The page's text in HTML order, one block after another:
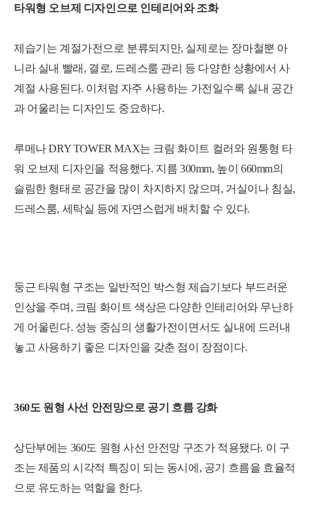
타워형 오브제 디자인으로 인테리어와 조화
제습기는 계절가전으로 분류되지만, 실제로는 장마철뿐 아
니라 실내 빨래, 결로, 드레스룸 관리 등 다양한 상황에서 사
계절 사용된다. 이처럼 자주 사용하는 가전일수록 실내 공간
과 어울리는 디자인도 중요하다.
루메나 DRY TOWER MAX는 크림 화이트 컬러와 원통형 타
워 오브제 디자인을 적용했다. 지름 300mm, 높이 660mm의
슬림한 형태로 공간을 많이 차지하지 않으며, 거실이나 침실,
드레스룸, 세탁실 등에 자연스럽게 배치할 수 있다.
둥근 타워형 구조는 일반적인 박스형 제습기보다 부드러운
인상을 주며, 크림 화이트 색상은 다양한 인테리어와 무난하
게 어울린다. 성능 중심의 생활가전이면서도 실내에 드러내
놓고 사용하기 좋은 디자인을 갖춘 점이 장점이다.
360도 원형 사선 안전망으로 공기 흐름 강화
상단부에는 360도 원형 사선 안전망 구조가 적용됐다. 이 구
조는 제품의 시각적 특징이 되는 동시에, 공기 흐름을 효율적
으로 유도하는 역할을 한다.